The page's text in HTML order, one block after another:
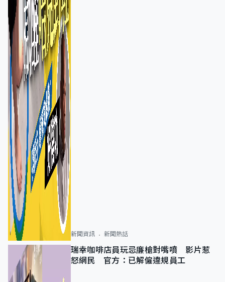
新聞資訊 新聞熱話
瑞幸咖啡店員玩忌廉槍對嘴噴 影片惹
怒網民 官方：已解僱違規員工